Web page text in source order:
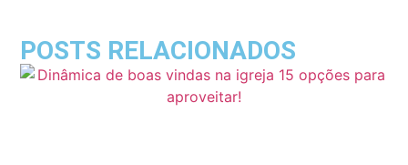
POSTS RELACIONADOS